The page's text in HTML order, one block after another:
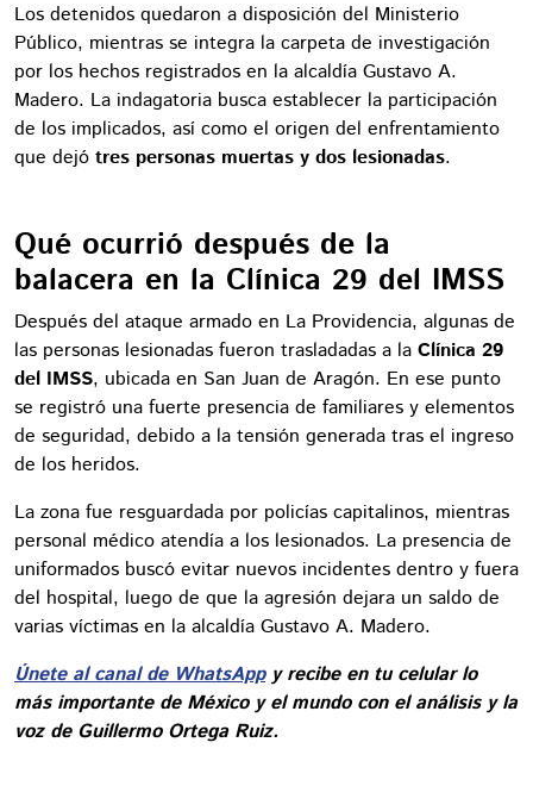
Los detenidos quedaron a disposición del Ministerio
Público, mientras se integra la carpeta de investigación
por los hechos registrados en la alcaldía Gustavo A.
Madero. La indagatoria busca establecer la participación
de los implicados, así como el origen del enfrentamiento
que dejó tres personas muertas y dos lesionadas.
Qué ocurrió después de la
balacera en la Clínica 29 del IMSS
Después del ataque armado en La Providencia, algunas de
las personas lesionadas fueron trasladadas a la Clínica 29
del IMSS, ubicada en San Juan de Aragón. En ese punto
se registró una fuerte presencia de familiares y elementos
de seguridad, debido a la tensión generada tras el ingreso
de los heridos.
La zona fue resguardada por policías capitalinos, mientras
personal médico atendía a los lesionados. La presencia de
uniformados buscó evitar nuevos incidentes dentro y fuera
del hospital, luego de que la agresión dejara un saldo de
varias víctimas en la alcaldía Gustavo A. Madero.
Únete al canal de WhatsAppy recibe en tu celular lo
más importante de México y el mundo con el análisis y la
voz de Guillermo Ortega Ruiz.